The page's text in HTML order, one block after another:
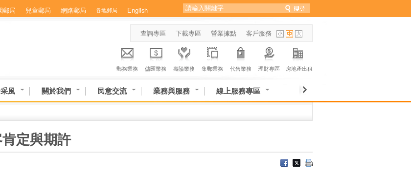
郵局 兒童郵局 網路郵局 各地郵局 English
查詢專區 下載專區 營業據點 客戶服務
郵務業務 儲匯業務 壽險業務 集郵業務 代售業務 理財專區 房地產出租
風 關於我們 民意交流 業務與服務 線上服務專區
定與期許